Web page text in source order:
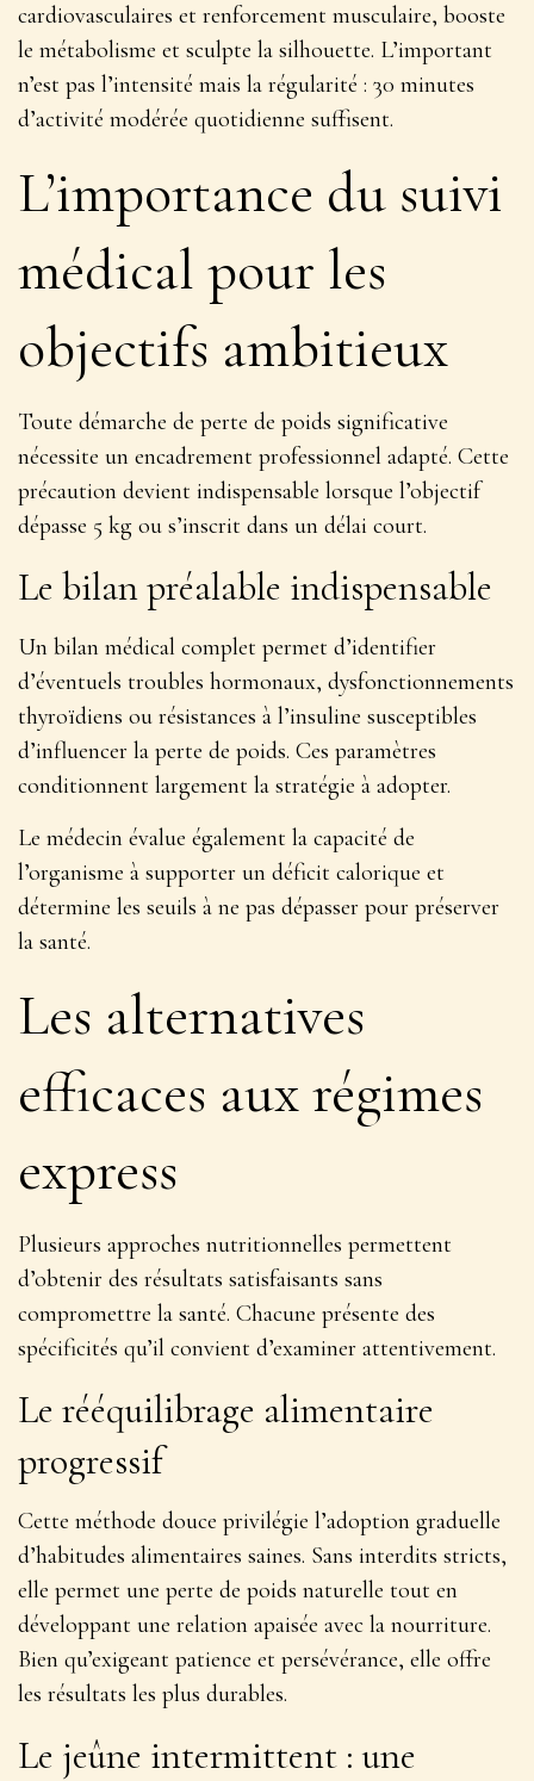
cardiovasculaires et renforcement musculaire, booste
le métabolisme et sculpte la silhouette. L’important
n’est pas l’intensité mais la régularité : 30 minutes
d’activité modérée quotidienne suffisent.
L’importance du suivi
médical pour les
objectifs ambitieux
Toute démarche de perte de poids significative
nécessite un encadrement professionnel adapté. Cette
précaution devient indispensable lorsque l’objectif
dépasse 5 kg ou s’inscrit dans un délai court.
Le bilan préalable indispensable
Un bilan médical complet permet d’identifier
d’éventuels troubles hormonaux, dysfonctionnements
thyroïdiens ou résistances à l’insuline susceptibles
d’influencer la perte de poids. Ces paramètres
conditionnent largement la stratégie à adopter.
Le médecin évalue également la capacité de
l’organisme à supporter un déficit calorique et
détermine les seuils à ne pas dépasser pour préserver
la santé.
Les alternatives
efficaces aux régimes
express
Plusieurs approches nutritionnelles permettent
d’obtenir des résultats satisfaisants sans
compromettre la santé. Chacune présente des
spécificités qu’il convient d’examiner attentivement.
Le rééquilibrage alimentaire
progressif
Cette méthode douce privilégie l’adoption graduelle
d’habitudes alimentaires saines. Sans interdits stricts,
elle permet une perte de poids naturelle tout en
développant une relation apaisée avec la nourriture.
Bien qu’exigeant patience et persévérance, elle offre
les résultats les plus durables.
Le jeûne intermittent : une